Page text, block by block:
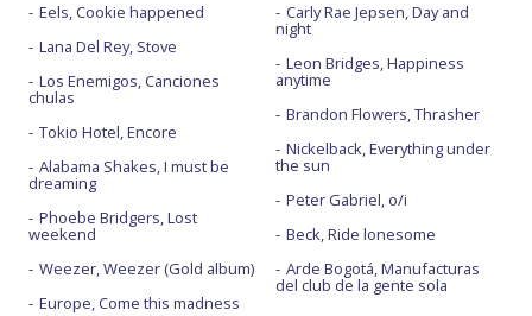
Eels, Cookie happened
Lana Del Rey, Stove
Los Enemigos, Canciones
chulas
Tokio Hotel, Encore
Alabama Shakes, I must be
dreaming
Phoebe Bridgers, Lost
weekend
Weezer, Weezer (Gold album)
Europe, Come this madness
Carly Rae Jepsen, Day and
night
Leon Bridges, Happiness
anytime
Brandon Flowers, Thrasher
Nickelback, Everything under
the sun
Peter Gabriel, o/i
Beck, Ride lonesome
Arde Bogotá, Manufacturas
del club de la gente sola